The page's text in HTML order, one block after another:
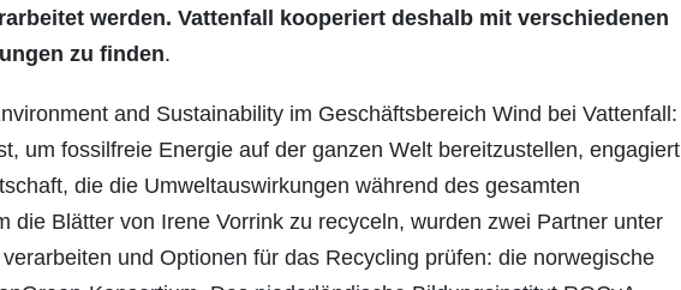
werden. Vattenfall kooperiert deshalb mit verschiedenen
zu finden.
and Sustainability im Geschäftsbereich Wind bei Vattenfall:
um fossilfreie Energie auf der ganzen Welt bereitzustellen, engagiert
die die Umweltauswirkungen während des gesamten
die Blätter von Irene Vorrink zu recyceln, wurden zwei Partner unter
und Optionen für das Recycling prüfen: die norwegische